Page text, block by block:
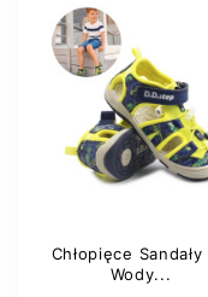
21 22
24
25
Dodaj do koszyka
Chłopięce Sandały
Wody...